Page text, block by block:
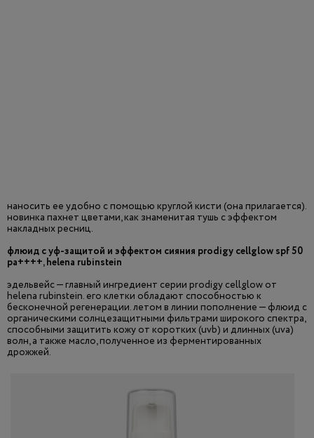
наносить ее удобно с помощью круглой кисти (она прилагается).
новинка пахнет цветами, как знаменитая тушь с эффектом
накладных ресниц.
флюид с уф-защитой и эффектом сияния prodigy cellglow spf 50
pa++++, helena rubinstein
эдельвейс — главный ингредиент серии prodigy cellglow от
helena rubinstein. его клетки обладают способностью к
бесконечной регенерации. летом в линии пополнение — флюид с
органическими солнцезащитными фильтрами широкого спектра,
способными защитить кожу от коротких (uvb) и длинных (uva)
волн, а также масло, полученное из ферментированных
дрожжей.